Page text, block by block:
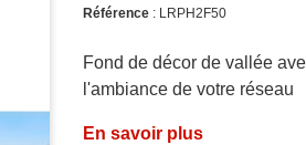
Référence : LRPH2F50
Fond de décor de vallée
l'ambiance de votre réseau
En savoir plus